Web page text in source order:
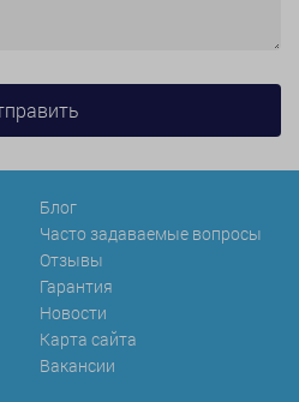
Блог
Часто задаваемые вопросы
Отзывы
Гарантия
Новости
Карта сайта
Вакансии